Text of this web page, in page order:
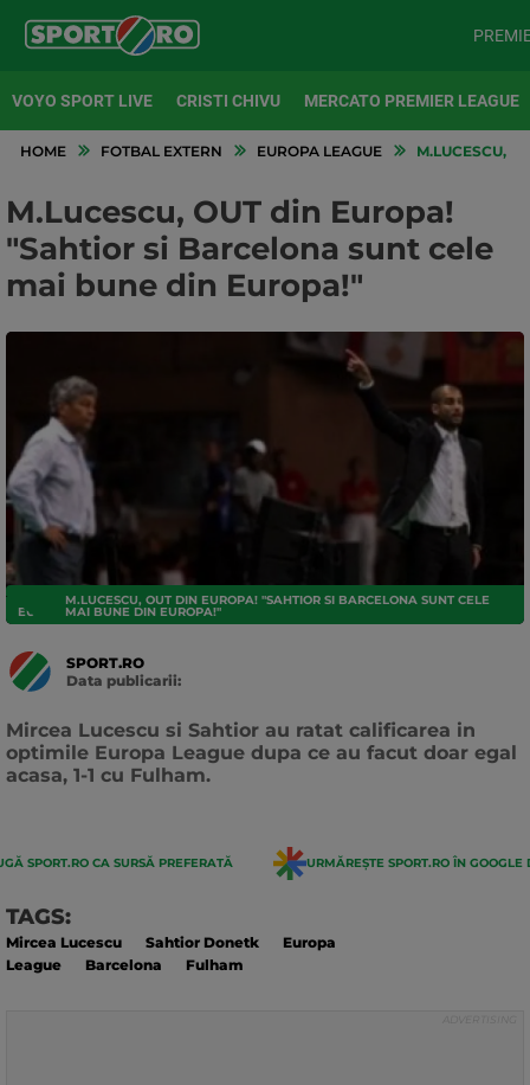
VOYO SPORT LIVE CRISTI CHIVU MERCATO PREMIER LEAGUE
HOME FOTBAL EXTERN EUROPA LEAGUE M.LUCESCU,
M.Lucescu, OUT din Europa!
"Sahtior si Barcelona sunt cele
mai bune din Europa!"
EUROPA LEAGUE
M.LUCESCU, OUT DIN EUROPA! "SAHTIOR SI BARCELONA SUNT CELE
MAI BUNE DIN EUROPA!"
SPORT.RO
Data publicarii:
Mircea Lucescu si Sahtior au ratat calificarea in
optimile Europa League dupa ce au facut doar egal
acasa, 1-1 cu Fulham.
SPORT.RO CA SURSĂ PREFERATĂ URMĂREȘTE SPORT.RO ÎN GOOGLE
TAGS:
Mircea Lucescu Sahtior Donetk
Europa
League
Barcelona Fulham